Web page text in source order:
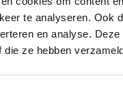
te analyseren. Ook
en analyse.
die ze hebben
een lengte van
4000K, IP65,
4000K, IP65,